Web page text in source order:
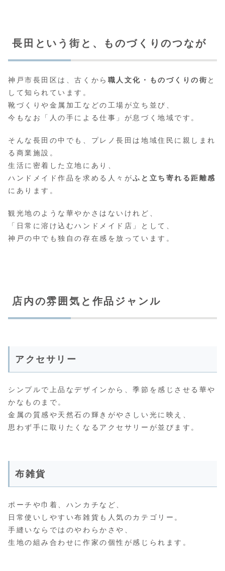
長田という街と、ものづくりのつなが
神戸市長田区は、古くから 職人文化・ものづくりの街 と
して知られています。
靴づくりや金属加工などの工場が立ち並び、
今もなお「人の手による仕事」が息づく地域です。
そんな長田の中でも、プレノ長田は地域住民に親しまれ
る商業施設。
生活に密着した立地にあり、
ハンドメイド作品を求める人々がふと立ち寄れる距離感
にあります。
観光地のような華やかさはないけれど、
「日常に溶け込むハンドメイド店」として、
神戸の中でも独自の存在感を放っています。
店内の雰囲気と作品ジャンル
アクセサリー
シンプルで上品なデザインから、季節を感じさせる華や
かなものまで。
金属の質感や天然石の輝きがやさしい光に映え、
思わず手に取りたくなるアクセサリーが並びます。
布雑貨
ポーチや巾着、ハンカチなど、
日常使いしやすい布雑貨も人気のカテゴリー。
手縫いならではのやわらかさや、
生地の組み合わせに作家の個性が感じられます。